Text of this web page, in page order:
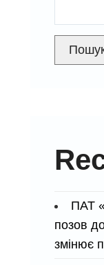
ПАТ
позов
змінює